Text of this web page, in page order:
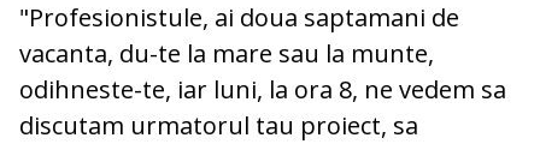
"Profesionistule, ai doua saptamani de
vacanta, du-te la mare sau la munte,
odihneste-te, iar luni, la ora 8, ne vedem sa
discutam urmatorul tau proiect, sa